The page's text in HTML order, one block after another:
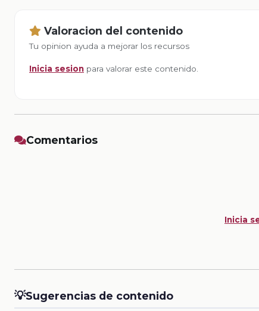
Valoracion del contenido
Tu opinion ayuda a mejorar los recursos
Inicia sesion para valorar este contenido.
Comentarios
Inicia
💡Sugerencias de contenido